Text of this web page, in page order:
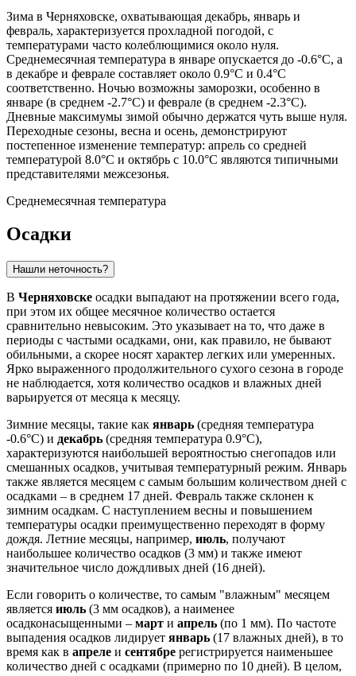
Зима в Черняховске, охватывающая декабрь, январь и
февраль, характеризуется прохладной погодой, с
температурами часто колеблющимися около нуля.
Среднемесячная температура в январе опускается до -0.6°C, а
в декабре и феврале составляет около 0.9°C и 0.4°C
соответственно. Ночью возможны заморозки, особенно в
январе (в среднем -2.7°C) и феврале (в среднем -2.3°C).
Дневные максимумы зимой обычно держатся чуть выше нуля.
Переходные сезоны, весна и осень, демонстрируют
постепенное изменение температур: апрель со средней
температурой 8.0°C и октябрь с 10.0°C являются типичными
представителями межсезонья.
Среднемесячная температура
Осадки
Нашли неточность?
В Черняховске осадки выпадают на протяжении всего года,
при этом их общее месячное количество остается
сравнительно невысоким. Это указывает на то, что даже в
периоды с частыми осадками, они, как правило, не бывают
обильными, а скорее носят характер легких или умеренных.
Ярко выраженного продолжительного сухого сезона в городе
не наблюдается, хотя количество осадков и влажных дней
варьируется от месяца к месяцу.
Зимние месяцы, такие как январь (средняя температура
-0.6°C) и декабрь (средняя температура 0.9°C),
характеризуются наибольшей вероятностью снегопадов или
смешанных осадков, учитывая температурный режим. Январь
также является месяцем с самым большим количеством дней с
осадками – в среднем 17 дней. Февраль также склонен к
зимним осадкам. С наступлением весны и повышением
температуры осадки преимущественно переходят в форму
дождя. Летние месяцы, например, июль, получают
наибольшее количество осадков (3 мм) и также имеют
значительное число дождливых дней (16 дней).
Если говорить о количестве, то самым "влажным" месяцем
является июль (3 мм осадков), а наименее
осадконасыщенными – март и апрель (по 1 мм). По частоте
выпадения осадков лидирует январь (17 влажных дней), в то
время как в апреле и сентябре регистрируется наименьшее
количество дней с осадками (примерно по 10 дней). В целом,